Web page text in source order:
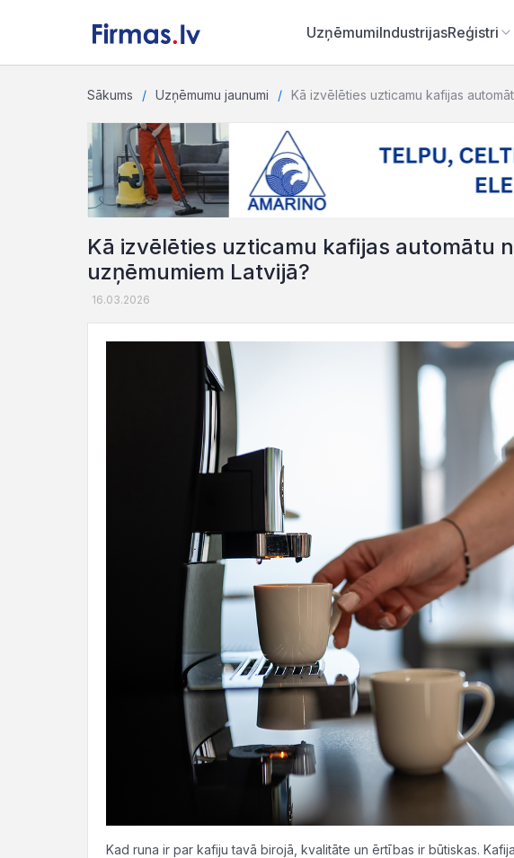
UzņēmumiIndustrijasReģistri
Sākums Uzņēmumu jaunumi Kā izvēlēties uzticamu kafijas
Kā izvēlēties uzticamu kafijas automātu
uzņēmumiem Latvijā?
16.03.2026
Kad runa ir par kafiju tavā birojā, kvalitāte un ērtības ir būtiskas.